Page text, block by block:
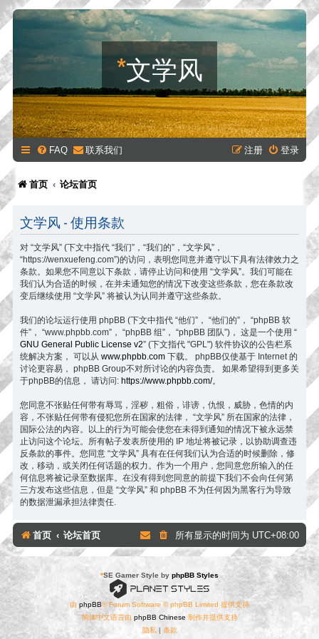
*文学风
FAQ 联系我们 登录
注册
首页 论坛首页
文学风 - 使用条款
对 “文学风” (下文中指代 “我们”，“我们的”，“文学风”，
“https://wenxuefeng.com”)的访问，表明您同意并遵守以下具有法律效力之
条款。如果您不同意以下条款，请停止访问和使用 “文学风”。我们可能在
我们认为合适的时候，在并未通知您的情况下改变这些条款，您在条款改
变后继续使用 “文学风” 将被认为认同并遵守这些条款。
我们的论坛运行使用 phpBB (下文中指代 “他们”， “他们的”， “phpBB 软
件”， “www.phpbb.com”， “phpBB 组”， “phpBB 团队”)， 这是一个使用 “
GNU General Public License v2” (下文指代 "GPL") 软件协议的公告栏系
统解决方案， 可以从 www.phpbb.com 下载。 phpBB仅使基于 Internet 的
讨论更容易， phpBB Group不对所讨论的内容负责。 如果希望得到更多关
于phpBB的信息， 请访问: https://www.phpbb.com/。
您同意不张贴任何带有辱骂，淫秽，粗俗，诽谤，仇恨，威胁，色情的内
容，不张贴任何带有侵犯您所在国家的法律， “文学风” 所在国家的法律，
国际公法的内容。以上的行为可能会使您在未得到通知的情况下被永远禁
止访问这个论坛。所有帖子发表所使用的 IP 地址将被记录，以协助调查违
反条款的事件。您同意 “文学风” 具有在任何我们认为合适的时候删除，修
改，移动，或关闭任何话题的权力。作为一个用户，您同意您所输入的任
何信息将被记录至数据库。在没有得到您同意的前提下我们不会向任何第
三方发布这些信息，但是 “文学风” 和 phpBB 不为任何因为黑客行为导致
的数据泄漏承担法律责任.
首页 论坛首页 所有显示的时间为 UTC+08:00
*SE Gamer Style by phpBB Styles
由 phpBB® Forum Software © phpBB Limited 提供支持
简体中文语言由 phpBB Chinese 制作并提供支持
隐私 | 条款